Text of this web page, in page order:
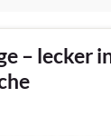
– lecker